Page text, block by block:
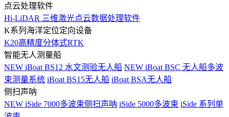
点云处理软件
Hi-LiDAR 三维激光点云数据处理软件
K系列海洋定位定向设备
K20高精度分体式RTK
智能无人测量船
NEW iBoat BS12 水文测验无人船 NEW iBoat BSC 无人船多波
束测量系统 iBoat BS15无人船 iBoat BSA无人船
侧扫声呐
NEW iSide 7000多波束侧扫声呐 iSide 5000多波束 iSide 系列单